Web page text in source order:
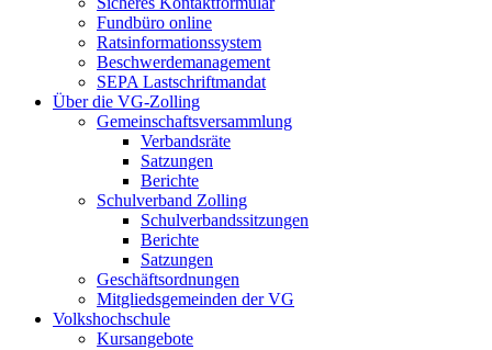
Fundbüro online
Ratsinformationssystem
Beschwerdemanagement
SEPA Lastschriftmandat
Über die VG-Zolling
Gemeinschaftsversammlung
Verbandsräte
Satzungen
Berichte
Schulverband Zolling
Schulverbandssitzungen
Berichte
Satzungen
Geschäftsordnungen
Mitgliedsgemeinden der VG
Volkshochschule
Kursangebote